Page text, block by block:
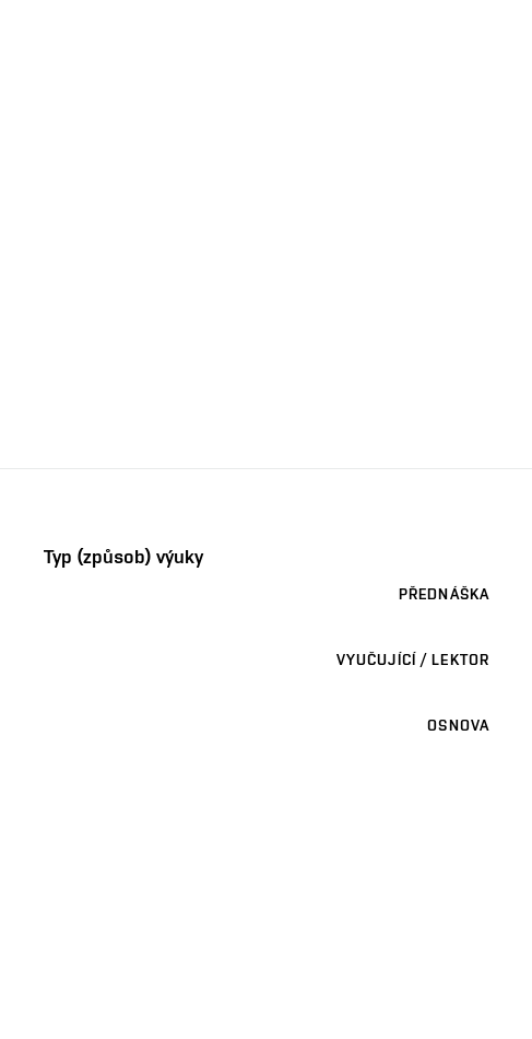
Typ (způsob) výuky
PŘEDNÁŠKA
VYUČUJÍCÍ / LEKTOR
OSNOVA